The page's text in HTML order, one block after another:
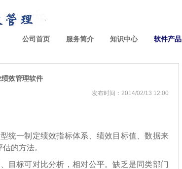
公司首页 服务简介 知识中心 软件产品
效管理软件
发布时间：2014/02/13 12:00
统一制定绩效指标体系、绩效目标值、数据来
的方法。
目标可对比分析，相对公平。缺乏是同类部门